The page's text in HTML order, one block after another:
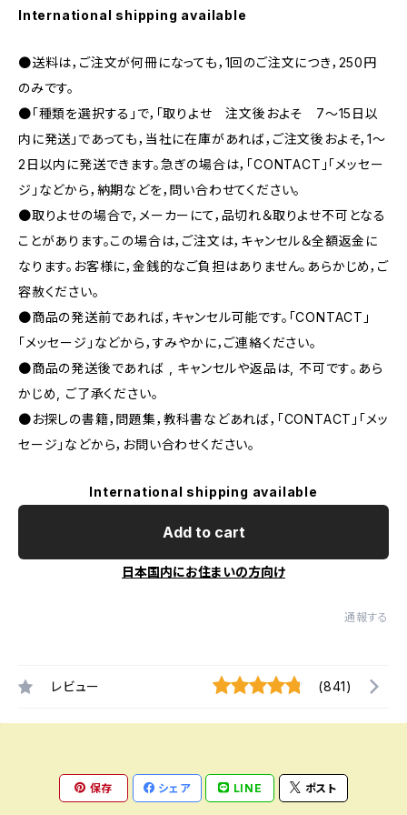
International shipping available
●送料は，ご注文が何冊になっても，1回のご注文につき，250円
のみです。
●「種類を選択する」で，「取りよせ 注文後およそ 7〜15日以
内に発送」であっても，当社に在庫があれば，ご注文後およそ，1〜
2日以内に発送できます。急ぎの場合は，「CONTACT」「メッセー
ジ」などから，納期などを，問い合わせてください。
●取りよせの場合で，メーカーにて，品切れ＆取りよせ不可となる
ことがあります。この場合は，ご注文は，キャンセル＆全額返金に
なります。お客様に，金銭的なご負担はありません。あらかじめ，ご
容赦ください。
●商品の発送前であれば，キャンセル可能です。「CONTACT」
「メッセージ」などから，すみやかに，ご連絡ください。
●商品の発送後であれば , キャンセルや返品は, 不可です｡あら
かじめ, ご了承ください｡
●お探しの書籍，問題集，教科書などあれば，「CONTACT」「メッ
セージ」などから，お問い合わせください。
International shipping available
Add to cart
日本国内にお住まいの方向け
通報する
レビュー (841)
保存 シェア LINE ポスト